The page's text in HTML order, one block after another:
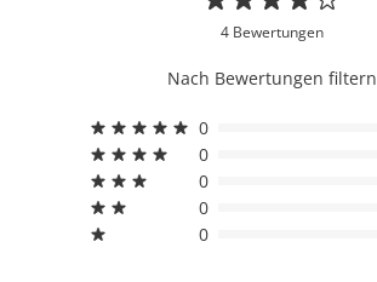
4 Bewertungen
Nach Bewertungen filtern
0
0
0
0
0